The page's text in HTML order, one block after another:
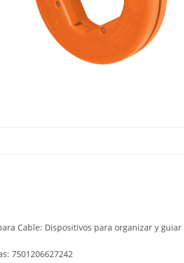
Cable: Dispositivos para organizar y
7501206627242